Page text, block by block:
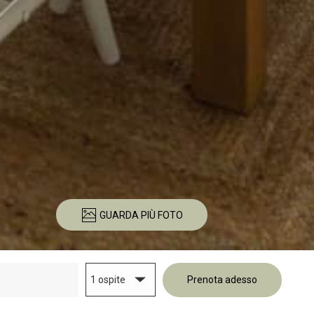
GUARDA PIÙ FOTO
1 ospite Prenota adesso